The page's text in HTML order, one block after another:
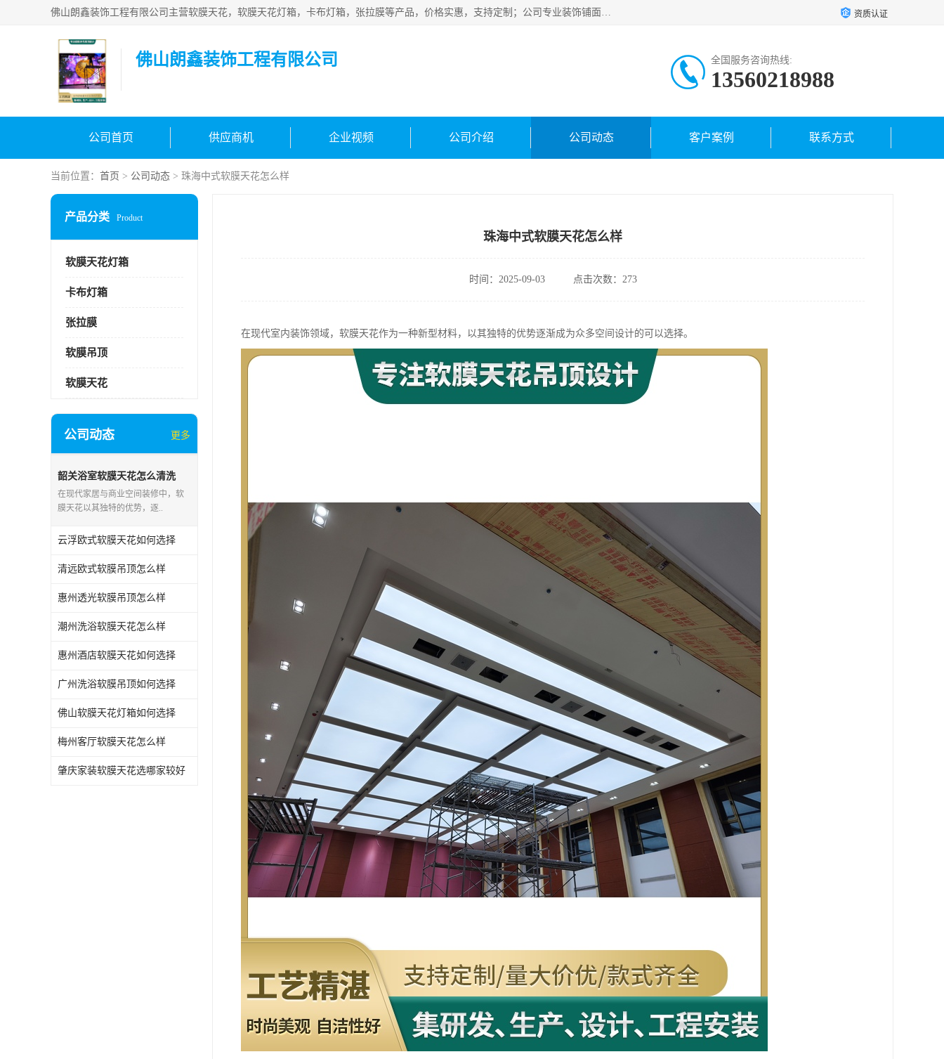
佛山朗鑫装饰工程有限公司主营软膜天花，软膜天花灯箱，卡布灯箱，张拉膜等产品，价格实惠，支持定制；公司专业装饰铺面，家居，会展特装，软膜等工程，技能精良人员，安装快、价格合理，质量保证、热诚与各方有识人士合作，欢迎新老客户来电咨询。 资质认证
佛山朗鑫装饰工程有限公司 全国服务咨询热线:
13560218988
公司首页 供应商机 企业视频 公司介绍 公司动态 客户案例 联系方式
当前位置： 首页 > 公司动态 > 珠海中式软膜天花怎么样
产品分类 Product
软膜天花灯箱
卡布灯箱
张拉膜
软膜吊顶
软膜天花
公司动态 更多
韶关浴室软膜天花怎么清洗
在现代家居与商业空间装修中，软
膜天花以其独特的优势，逐..
云浮欧式软膜天花如何选择
清远欧式软膜吊顶怎么样
惠州透光软膜吊顶怎么样
潮州洗浴软膜天花怎么样
惠州酒店软膜天花如何选择
广州洗浴软膜吊顶如何选择
佛山软膜天花灯箱如何选择
梅州客厅软膜天花怎么样
肇庆家装软膜天花选哪家较好
珠海中式软膜天花怎么样
时间：2025-09-03 点击次数：273
在现代室内装饰领域，软膜天花作为一种新型材料，以其独特的优势逐渐成为众多空间设计的可以选择。